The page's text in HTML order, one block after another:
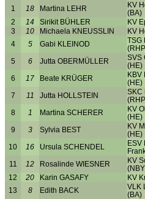
1
18 Martina LEHR
KV
(BA)
2
14 Sirikit BÜHLER KV
3
10 Michaela KNEUSSLIN KV
4
5 Gabi KLEINOD
TSG
5 6 Jutta OBERMÜLLER
SVS
(HE)
6 17 Beate KRÜGER
KBV
(HE)
7 11 Jutta HOLLSTEIN
SKC
8 1 Martina SCHERER
KV
(HE)
9 3 Sylvia BEST
KV
(HE)
10 16 Ursula SCHENDEL
ESV
11 12 Rosalinde WIESNER
KV
12
20 Karin GASAFY KV
13
8 Edith BACK
VLK
(BA)